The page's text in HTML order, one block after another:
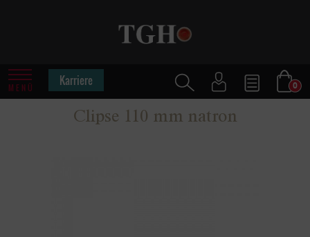
MENÜ Karriere 0
Clipse 110 mm natron